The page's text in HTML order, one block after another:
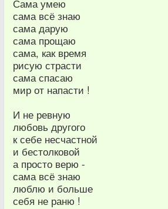
Сама умею
сама всё знаю
сама дарую
сама прощаю
сама, как время
рисую страсти
сама спасаю
мир от напасти !
И не ревную
любовь другого
к себе несчастной
и бестолковой
а просто верю -
сама всё знаю
люблю и больше
себя не раню !